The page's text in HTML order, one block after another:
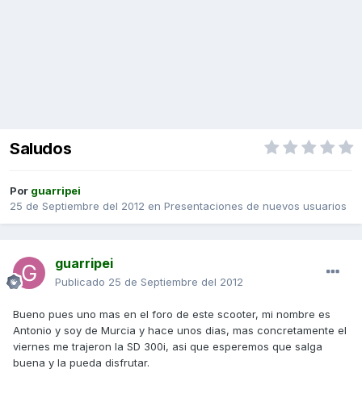
Saludos
Por guarripei
25 de Septiembre del 2012 en Presentaciones de nuevos usuarios
guarripei
Publicado 25 de Septiembre del 2012
Bueno pues uno mas en el foro de este scooter, mi nombre es
Antonio y soy de Murcia y hace unos dias, mas concretamente el
viernes me trajeron la SD 300i, asi que esperemos que salga
buena y la pueda disfrutar.